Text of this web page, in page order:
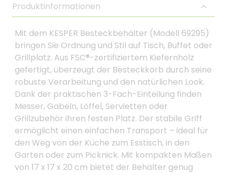
Produktinformationen
Mit dem KESPER Besteckbehälter (Modell 69295)
bringen Sie Ordnung und Stil auf Tisch, Buffet oder
Grillplatz. Aus FSC®-zertifiziertem Kiefernholz
gefertigt, überzeugt der Besteckkorb durch seine
robuste Verarbeitung und den natürlichen Look.
Dank der praktischen 3-Fach-Einteilung finden
Messer, Gabeln, Löffel, Servietten oder
Grillzubehör ihren festen Platz. Der stabile Griff
ermöglicht einen einfachen Transport – ideal für
den Weg von der Küche zum Esstisch, in den
Garten oder zum Picknick. Mit kompakten Maßen
von 17 x 17 x 20 cm bietet der Behälter genug